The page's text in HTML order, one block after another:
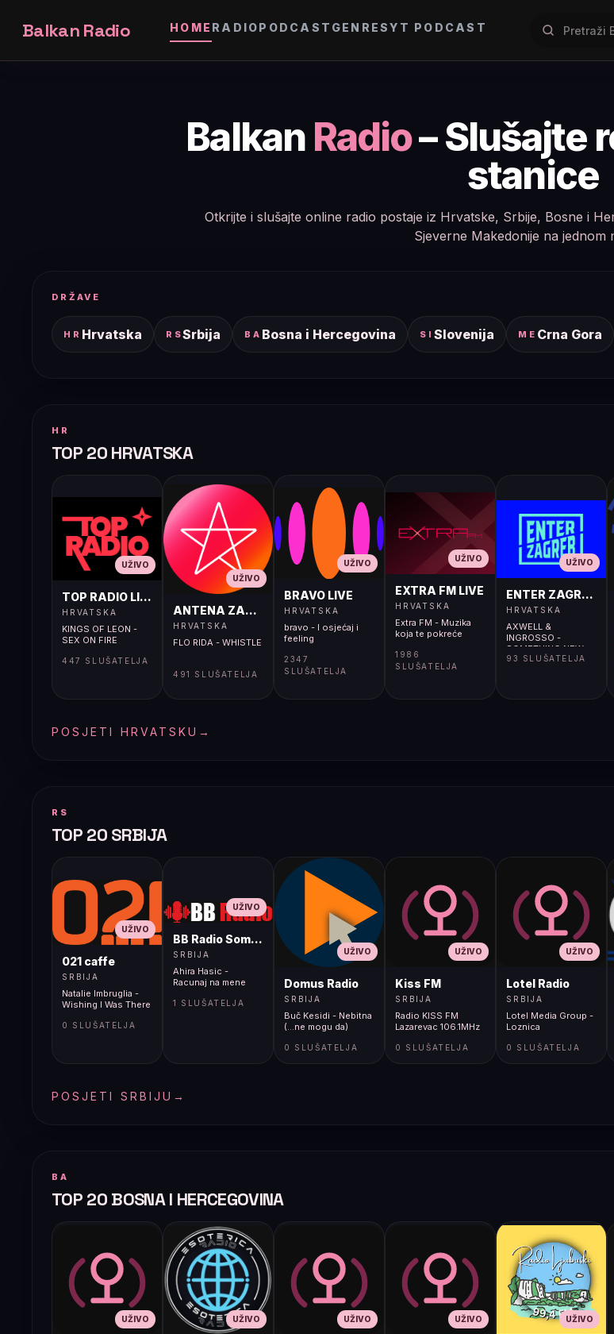
Balkan Radio HOME RADIOPODCAST GENRESYT PODCAST
Balkan Radio– Slušajte
stanice
Otkrijte i slušajte online radio postaje iz Hrvatske, Srbije, Bosne i
Sjeverne Makedonije na jednom
DRŽAVE
HR Hrvatska RSSrbija BA Bosna i Hercegovina SI Slovenija ME Crna Gora
HR
TOP 20 HRVATSKA
UŽIVO
TOP RADIO LIVE
HRVATSKA
KINGS OF LEON -
SEX ON FIRE
447 SLUŠATELJA
UŽIVO
ANTENA ZAGREB LIVE
HRVATSKA
FLO RIDA - WHISTLE
491 SLUŠATELJA
UŽIVO
BRAVO LIVE
HRVATSKA
bravo - I osjećaj i
feeling
2347
SLUŠATELJA
UŽIVO
EXTRA FM LIVE
HRVATSKA
Extra FM - Muzika
koja te pokreće
1986
SLUŠATELJA
UŽIVO
ENTER ZAGREB
HRVATSKA
AXWELL &
INGROSSO -
SOMETHING NEW
93 SLUŠATELJA
POSJETI HRVATSKU →
RS
TOP 20 SRBIJA
UŽIVO
021 caffe
SRBIJA
Natalie Imbruglia -
Wishing I Was There
0 SLUŠATELJA
UŽIVO
BB Radio Sombor
SRBIJA
Ahira Hasic -
Racunaj na mene
1 SLUŠATELJA
UŽIVO
Domus Radio
SRBIJA
Buč Kesidi - Nebitna
(...ne mogu da)
0 SLUŠATELJA
UŽIVO
Kiss FM
SRBIJA
Radio KISS FM
Lazarevac 106.1MHz
0 SLUŠATELJA
UŽIVO
Lotel Radio
SRBIJA
Lotel Media Group -
Loznica
0 SLUŠATELJA
POSJETI SRBIJU →
BA
TOP 20 BOSNA I HERCEGOVINA
UŽIVO UŽIVO UŽIVO UŽIVO UŽIVO